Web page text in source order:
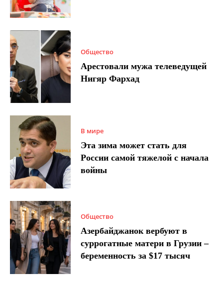
Общество
Арестовали мужа телеведущей
Нигяр Фархад
В мире
Эта зима может стать для
России самой тяжелой с начала
войны
Общество
Азербайджанок вербуют в
суррогатные матери в Грузии –
беременность за $17 тысяч